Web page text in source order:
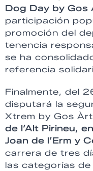
Dog Day by Gos
participación
promoción del
tenencia
se ha
referencia
Finalmente, del
disputará la
Xtrem by Gos
de l’Alt Pirineu,
Joan de l’Erm y
carrera de tres
las categorías